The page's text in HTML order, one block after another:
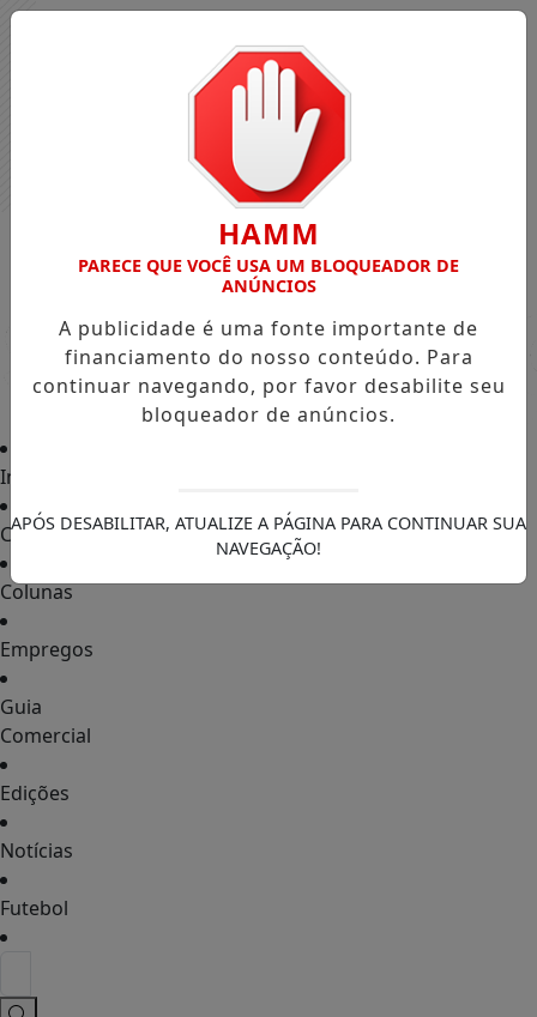
Início
Classificados
Colunas
Empregos
Guia
Comercial
Edições
Notícias
Futebol
HAMM
PARECE QUE VOCÊ USA UM BLOQUEADOR DE
ANÚNCIOS
A publicidade é uma fonte importante de
financiamento do nosso conteúdo. Para
continuar navegando, por favor desabilite seu
bloqueador de anúncios.
APÓS DESABILITAR, ATUALIZE A PÁGINA PARA CONTINUAR SUA
NAVEGAÇÃO!